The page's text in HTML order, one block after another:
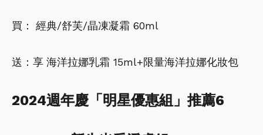
買： 經典/舒芙/晶凍凝霜 60ml
送：享 海洋拉娜乳霜 15ml+限量海洋拉娜化妝包
2024週年慶「明星優惠組」推薦6